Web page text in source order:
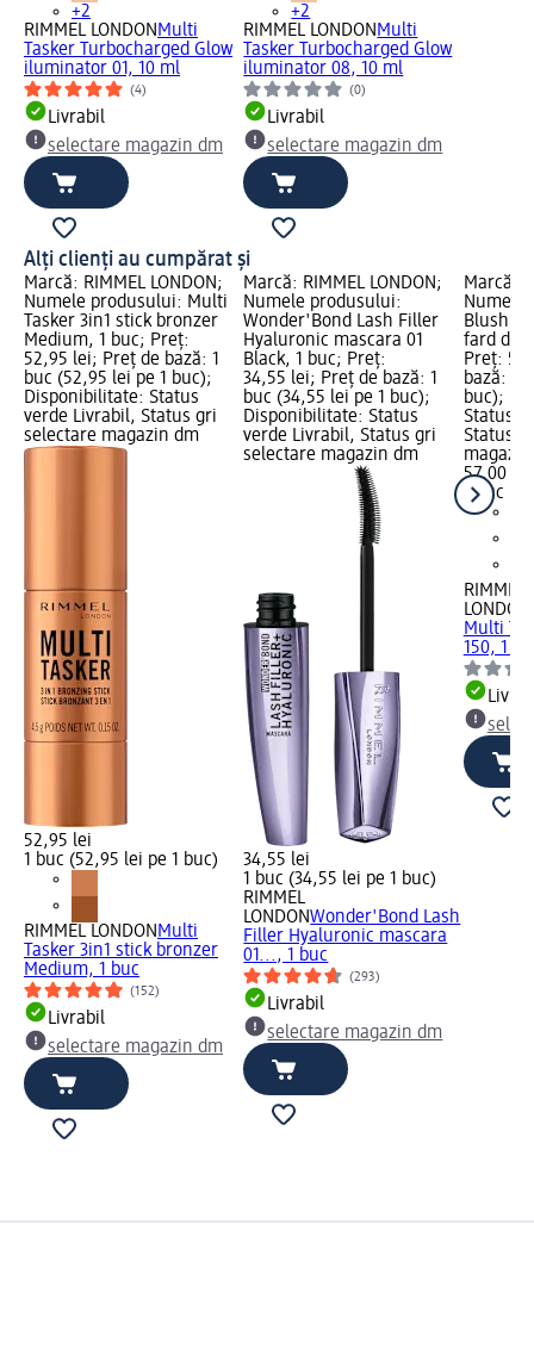
+2
RIMMEL LONDON Multi
Tasker Turbocharged Glow
iluminator 01, 10 ml
(4)
Livrabil
selectare magazin dm
+2
RIMMEL LONDON Multi
Tasker Turbocharged Glow
iluminator 08, 10 ml
(0)
Livrabil
selectare magazin dm
Alți clienți au cumpărat și
Marcă: RIMMEL LONDON;
Numele produsului: Multi
Tasker 3in1 stick bronzer
Medium, 1 buc; Preț:
52,95 lei; Preț de bază: 1
buc (52,95 lei pe 1 buc);
Disponibilitate: Status
verde Livrabil, Status gri
selectare magazin dm
52,95 lei
1 buc (52,95 lei pe 1 buc)
RIMMEL LONDON Multi
Tasker 3in1 stick bronzer
Medium, 1 buc
(152)
Livrabil
selectare magazin dm
Marcă: RIMMEL LONDON;
Numele produsului:
Wonder'Bond Lash Filler
Hyaluronic mascara 01
Black, 1 buc; Preț:
34,55 lei; Preț de bază: 1
buc (34,55 lei pe 1 buc);
Disponibilitate: Status
verde Livrabil, Status gri
selectare magazin dm
34,55 lei
1 buc (34,55 lei pe 1 buc)
RIMMEL
LONDONWonder'Bond Lash
Filler Hyaluronic mascara
01..., 1 buc
(293)
Livrabil
selectare magazin dm
Marcă:
Numele
fard de
Preț:
bază: 1
buc);
Status
Status
57,00 lei
1 buc
RIMMEL
LONDON
Multi
150, 1